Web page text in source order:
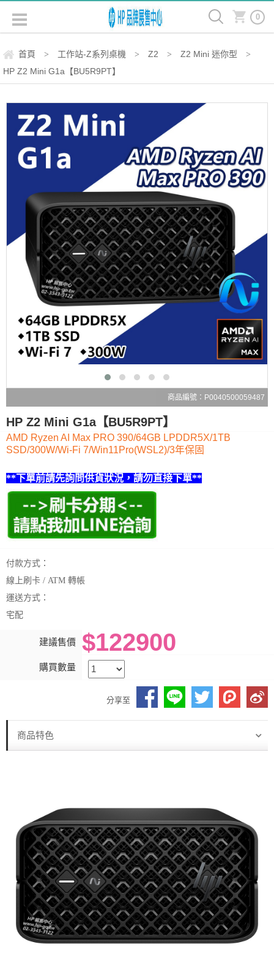
0
首頁 > 工作站-Z系列桌機 > Z2 > Z2 Mini 迷你型 >
HP Z2 Mini G1a【BU5R9PT】
商品編號：P0040500059487
HP Z2 Mini G1a【BU5R9PT】
AMD Ryzen AI Max PRO 390/64GB LPDDR5X/1TB
SSD/300W/Wi-Fi 7/Win11Pro(WSL2)/3年保固
**下單前請先詢問供貨狀況，請勿直接下單**
付款方式：
線上刷卡 / ATM 轉帳
運送方式：
宅配
建議售價 $122900
購買數量
分享至
商品特色